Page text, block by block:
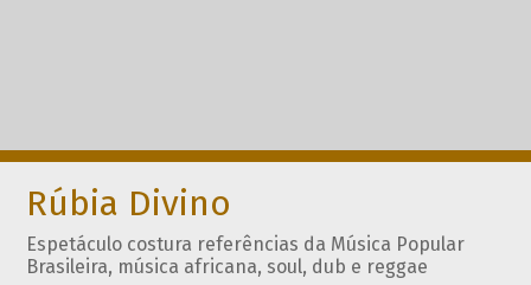
Rúbia Divino
Espetáculo costura referências da Música Popular
Brasileira, música africana, soul, dub e reggae